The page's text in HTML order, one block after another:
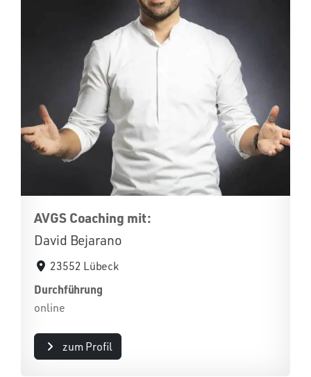
AVGS Coaching mit:
David Bejarano
23552 Lübeck
Durchführung
online
zum Profil